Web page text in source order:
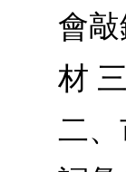
會
材
二